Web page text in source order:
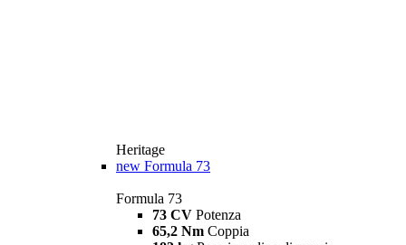
Heritage
new Formula 73
Formula 73
73 CV Potenza
65,2 Nm Coppia